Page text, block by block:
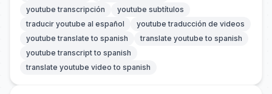
youtube transcripción
youtube subtítulos
traducir youtube al español
youtube traducción de videos
youtube translate to spanish
translate youtube to spanish
youtube transcript to spanish
translate youtube video to spanish